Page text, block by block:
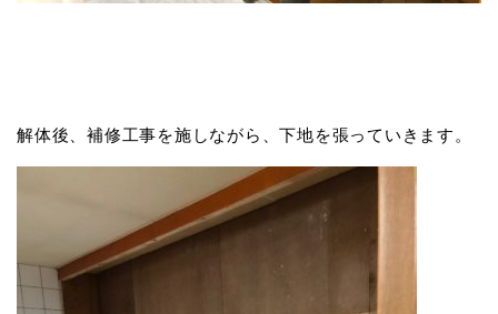
解体後、補修工事を施しながら、下地を張っていきます。